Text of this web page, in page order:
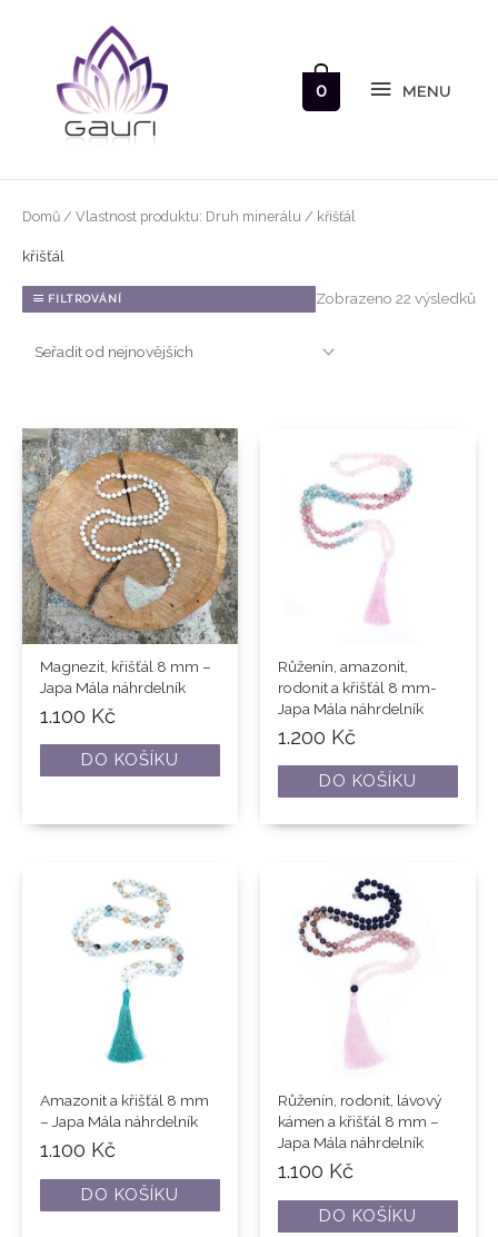
MENU
0
Domů / Vlastnost produktu: Druh minerálu / křišťál
křišťál
FILTROVÁNÍ Zobrazeno 22 výsledků
Magnezit, křišťál 8 mm –
Japa Mála náhrdelník
1.100 Kč
DO KOŠÍKU
Růženín, amazonit,
rodonit a křišťál 8 mm-
Japa Mála náhrdelník
1.200 Kč
DO KOŠÍKU
Amazonit a křišťál 8 mm
– Japa Mála náhrdelník
1.100 Kč
DO KOŠÍKU
Růženín, rodonit, lávový
kámen a křišťál 8 mm –
Japa Mála náhrdelník
1.100 Kč
DO KOŠÍKU